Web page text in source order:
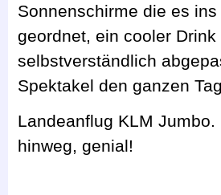
Sonnenschirme die es
geordnet, ein cooler
selbstverständlich
Spektakel den ganzen
Landeanflug KLM
hinweg, genial!